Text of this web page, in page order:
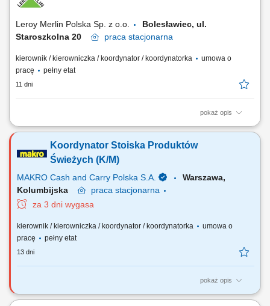
rozwiązań odpowiadających na najnowsze potrzeby klientów;
Leroy Merlin Polska Sp. z o.o.
Bolesławiec, ul.
Staroszkolna 20
praca stacjonarna
kierownik / kierowniczka / koordynator / koordynatorka
umowa o
pracę
pełny etat
11 dni
pokaż opis
Jakie zadania na Ciebie czekają? zarządzanie zespołem Doradców
wyników pracy, podnoszenie kompetencji zespołu) opracowywanie i
realizacja rocznych planów sprzedaży oraz określanie kluczowych
Koordynator Stoiska Produktów
Świeżych (K/M)
MAKRO Cash and Carry Polska S.A.
Warszawa,
Kolumbijska
praca stacjonarna
za 3 dni wygasa
kierownik / kierowniczka / koordynator / koordynatorka
umowa o
pracę
pełny etat
13 dni
pokaż opis
Do Twoich głównych zadań będzie należało: Zapewnienie